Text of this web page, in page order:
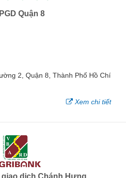
Quận 8
2, Quận 8, Thành Phố Hồ Chí
Xem chi tiết